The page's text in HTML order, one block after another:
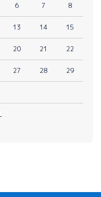
6 7 8
13 14 15
20 21 22
27 28 29